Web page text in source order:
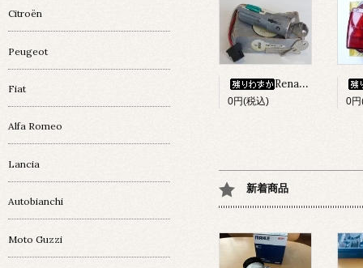
Renault 4 ｲｸﾞﾆｯｼｮﾝ・ｷｰｼﾘﾝﾀﾞｰset
0円(税込) 0
新着商品
Citroën
Peugeot
Fiat
Alfa Romeo
Lancia
Autobianchi
Moto Guzzi